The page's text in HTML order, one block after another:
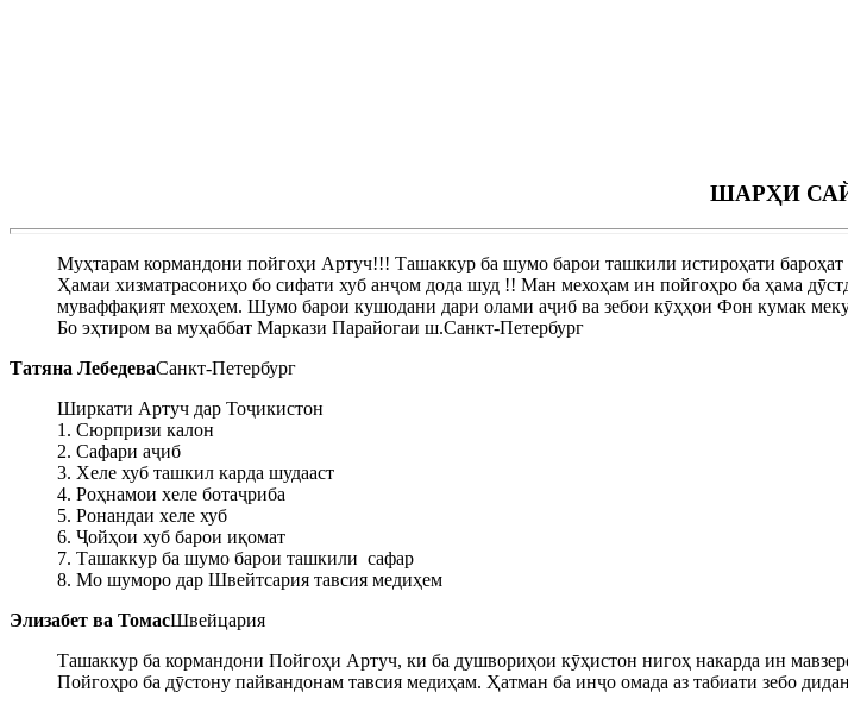
ШАРҲИ
Муҳтарам кормандони пойгоҳи Артуч!!! Ташаккур ба шумо барои ташкили истироҳати
Ҳамаи хизматрасониҳо бо сифати хуб анҷом дода шуд !! Ман мехоҳам ин пойгоҳро ба ҳама
муваффақият мехоҳем. Шумо барои кушодани дари олами аҷиб ва зебои кӯҳҳои Фон кумак
Бо эҳтиром ва муҳаббат Маркази Парайогаи ш.Санкт-Петербург
Татяна ЛебедеваСанкт-Петербург
Ширкати Артуч дар Тоҷикистон
1. Сюрпризи калон
2. Сафари аҷиб
3. Хеле хуб ташкил карда шудааст
4. Роҳнамои хеле ботаҷриба
5. Ронандаи хеле хуб
6. Ҷойҳои хуб барои иқомат
7. Ташаккур ба шумо барои ташкили сафар
8. Мо шуморо дар Швейтсария тавсия медиҳем
Элизабет ва ТомасШвейцария
Ташаккур ба кормандони Пойгоҳи Артуч, ки ба душвориҳои кӯҳистон нигоҳ накарда ин
Пойгоҳро ба дӯстону пайвандонам тавсия медиҳам. Ҳатман ба инҷо омада аз табиати зебо